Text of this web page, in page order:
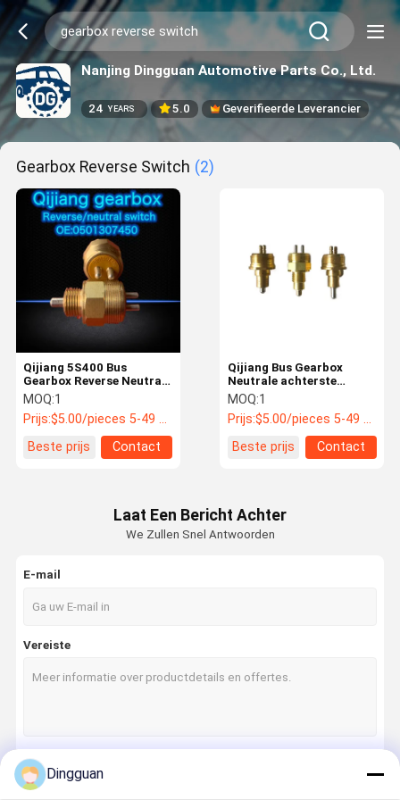
Nanjing Dingguan Automotive Parts Co., Ltd.
24 YEARS 5.0 Geverifieerde Leverancier
Gearbox Reverse Switch (2)
Qijiang 5S400 Bus
Gearbox Reverse Neutral
Switch 0501307450
3712-00264 Bus
reserveonderdelen
MOQ:1
Prijs:$5.00/pieces 5-49 pieces
Beste prijs
Contact
Qijiang Bus Gearbox
Neutrale achterste
versnellingsschakelaar
0710207004 1156307004
Bus reserve
MOQ:1
Prijs:$5.00/pieces 5-49 pieces
Beste prijs
Contact
Laat Een Bericht Achter
We Zullen Snel Antwoorden
E-mail
Vereiste
Dingguan